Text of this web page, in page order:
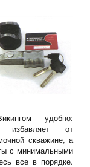
удобно:
избавляет от
скважине, а
с минимальными
все в порядке.